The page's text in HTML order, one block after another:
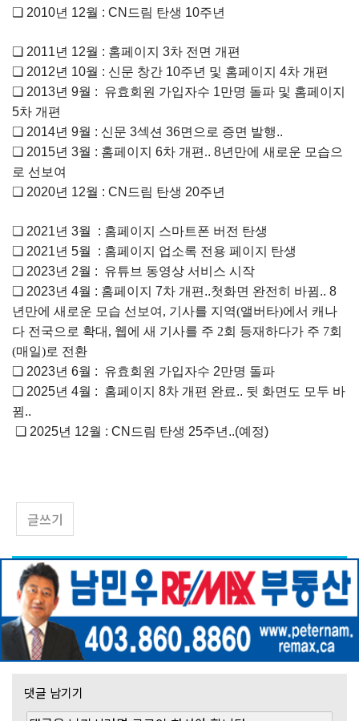
❏ 2010년 12월 : CN드림 탄생 10주년
❏ 2011년 12월 : 홈페이지 3차 전면 개편
❏ 2012년 10월 : 신문 창간 10주년 및 홈페이지 4차 개편
❏ 2013년 9월 : 유효회원 가입자수 1만명 돌파 및 홈페이지
5차 개편
❏ 2014년 9월 : 신문 3섹션 36면으로 증면 발행..
❏ 2015년 3월 : 홈페이지 6차 개편.. 8년만에 새로운 모습으
로 선보여
❏ 2020년 12월 : CN 드림 탄생 20주년
❏ 2021년 3월 : 홈페이지 스마트폰 버전 탄생
❏ 2021년 5월 : 홈페이지 업소록 전용 페이지
탄생
❏ 2023년 2월 : 유튜브 동영상 서비스 시작
❏ 2023년 4월 : 홈페이지 7차 개편..첫화면 완전히 바뀜.. 8
년만에 새로운 모습 선보여, 기사를 지역(앨버타)에서 캐나
다 전국으로 확대, 웹에 새 기사를 주 2회 등재하다가 주 7회
(매일)로 전환
❏ 2023년 6월 : 유효회원 가입자수 2만명 돌파
❏ 2025년 4월 : 홈페이지 8차 개편 완료.. 뒷 화면도 모두 바
뀜..
❏ 2025년 12월 : CN 드림 탄생 25주년 ..(예정)
글쓰기
댓글 남기기